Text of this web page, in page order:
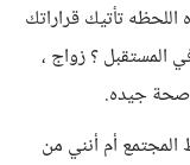
تأتيك قراراتك
المستقبل ؟ زواج ،
صحة جيده.
أم أنني من